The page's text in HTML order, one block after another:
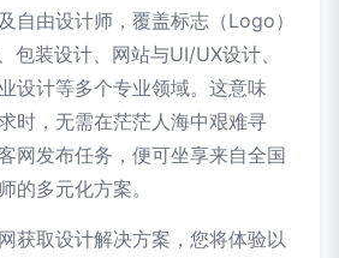
自由设计师，覆盖标志（Logo）
包装设计、网站与UI/UX设计、
设计等多个专业领域。这意味
时，无需在茫茫人海中艰难寻
网发布任务，便可坐享来自全国
的多元化方案。
获取设计解决方案，您将体验以